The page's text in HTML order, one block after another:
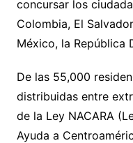
concursar los
Colombia, El
México, la República
De las 55,000
distribuidas entre
de la Ley NACARA
Ayuda a